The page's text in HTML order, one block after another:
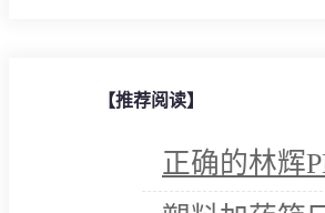
【推荐阅读】
正确的林辉